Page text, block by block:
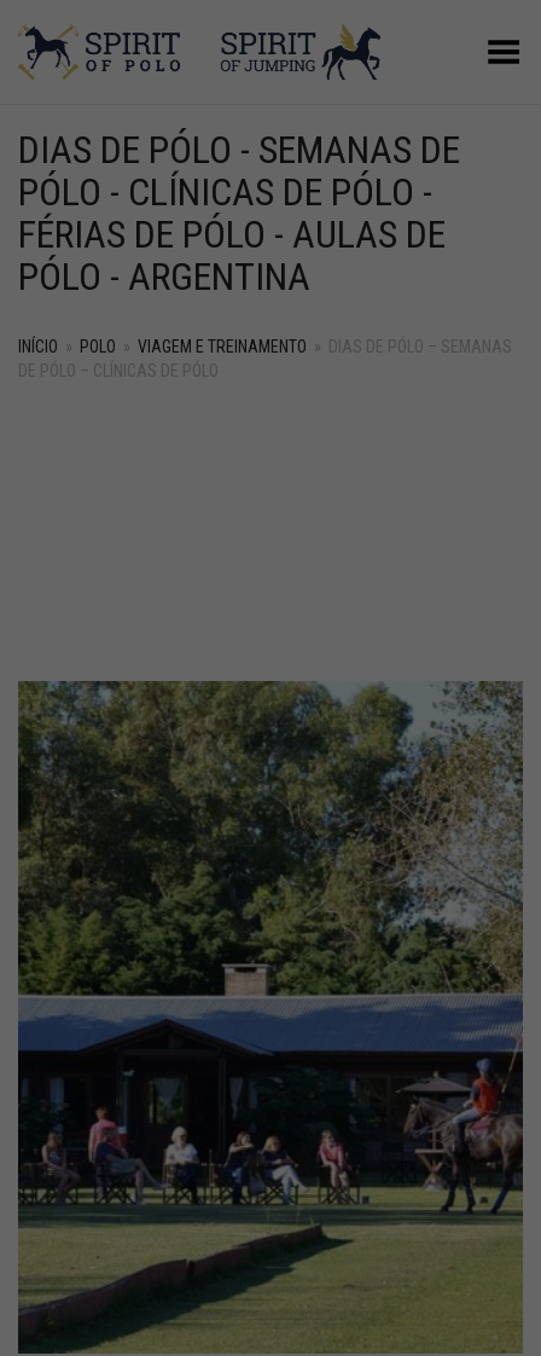
Alternar Menu
DIAS DE PÓLO - SEMANAS DE
PÓLO - CLÍNICAS DE PÓLO -
FÉRIAS DE PÓLO - AULAS DE
PÓLO - ARGENTINA
INÍCIO » POLO » VIAGEM E TREINAMENTO » DIAS DE PÓLO – SEMANAS
DE PÓLO – CLÍNICAS DE PÓLO